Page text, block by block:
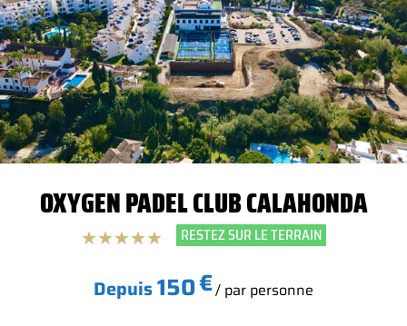
OXYGEN PADEL CLUB CALAHONDA
★★★★★ RESTEZ SUR LE TERRAIN
Depuis150€/ par personne